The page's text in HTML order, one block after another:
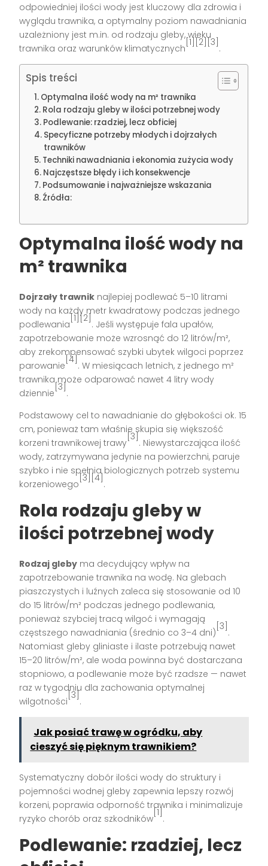
odpowiedniej ilości wody jest kluczowy dla zdrowia i
wyglądu trawnika, a optymalny poziom nawadniania
uzależniony jest m.in. od rodzaju gleby, wieku
trawnika oraz warunków klimatycznych
[1][2][3]
.
Spis treści
Optymalna ilość wody na m² trawnika
Rola rodzaju gleby w ilości potrzebnej wody
Podlewanie: rzadziej, lecz obficiej
Specyficzne potrzeby młodych i dojrzałych
trawników
Techniki nawadniania i ekonomia zużycia wody
Najczęstsze błędy i ich konsekwencje
Podsumowanie i najważniejsze wskazania
Źródła:
Optymalna ilość wody na
m² trawnika
Dojrzały trawnik najlepiej podlewać 5–10 litrami
wody na każdy metr kwadratowy podczas jednego
podlewania
[1][2]
. Jeśli występuje fala upałów,
zapotrzebowanie może wzrosnąć do 12 litrów/m²,
aby zrekompensować szybki ubytek wilgoci poprzez
parowanie
[4]
. W miesiącach letnich, z jednego m²
trawnika może odparować nawet 4 litry wody
dziennie
[3]
.
Podstawowy cel to nawadnianie do głębokości ok. 15
cm, ponieważ tam właśnie skupia się większość
korzeni trawnikowej trawy
[3]
. Niewystarczająca ilość
wody, zatrzymywana jedynie na powierzchni, paruje
szybko i nie spełnia biologicznych potrzeb systemu
korzeniowego
[3][4]
.
Rola rodzaju gleby w
ilości potrzebnej wody
Rodzaj gleby ma decydujący wpływ na
zapotrzebowanie trawnika na wodę. Na glebach
piaszczystych i luźnych zaleca się stosowanie od 10
do 15 litrów/m² podczas jednego podlewania,
ponieważ szybciej tracą wilgoć i wymagają
częstszego nawadniania (średnio co 3–4 dni)
[3]
.
Natomiast gleby gliniaste i ilaste potrzebują nawet
15–20 litrów/m², ale woda powinna być dostarczana
stopniowo, a podlewanie może być rzadsze — nawet
raz w tygodniu dla zachowania optymalnej
wilgotności
[3]
.
Jak posiać trawę w ogródku, aby
cieszyć się pięknym trawnikiem?
Systematyczny dobór ilości wody do struktury i
pojemności wodnej gleby zapewnia lepszy rozwój
korzeni, poprawia odporność trawnika i minimalizuje
ryzyko chorób oraz szkodników
[1]
.
Podlewanie: rzadziej, lecz